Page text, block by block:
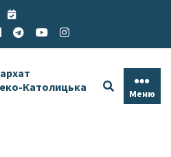
Католицька
Меню